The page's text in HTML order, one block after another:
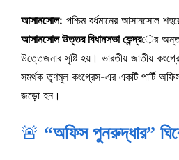
আসানসোল: পশ্চিম বর্ধমানের আসানসোল
আসানসোল উত্তর বিধানসভা কেন্দ্রের
উত্তেজনার সৃষ্টি হয়। ভারতীয় জাতীয়
সমর্থক তৃণমূল কংগ্রেস-এর একটি পার্টি
জড়ো হন।
🚨 “অফিস পুনরুদ্ধার”